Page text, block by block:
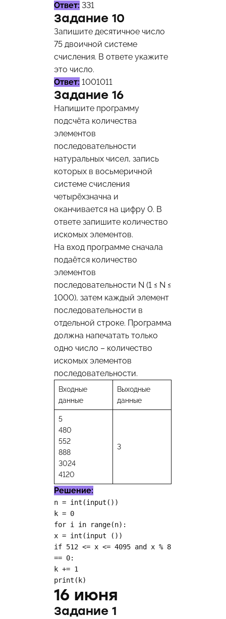
Ответ: 331
Задание 10
Запишите десятичное число
75 двоичной системе
счисления. В ответе укажите
это число.
Ответ: 1001011
Задание 16
Напишите программу
подсчёта количества
элементов
последовательности
натуральных чисел, запись
которых в восьмеричной
системе счисления
четырёхзначна и
оканчивается на цифру 0. В
ответе запишите количество
искомых элементов.
На вход программе сначала
подаётся количество
элементов
последовательности N (1 ≤ N ≤
1000), затем каждый элемент
последовательности в
отдельной строке. Программа
должна напечатать только
одно число – количество
искомых элементов
последовательности.
Входные
данные
Выходные
данные
5
480
552
888
3024
4120
3
Решение:
n = int(input())
k = 0
for i in range(n):
x = int(input ())
if 512 <= x <= 4095 and x % 8
== 0:
k += 1
print(k)
16 июня
Задание 1